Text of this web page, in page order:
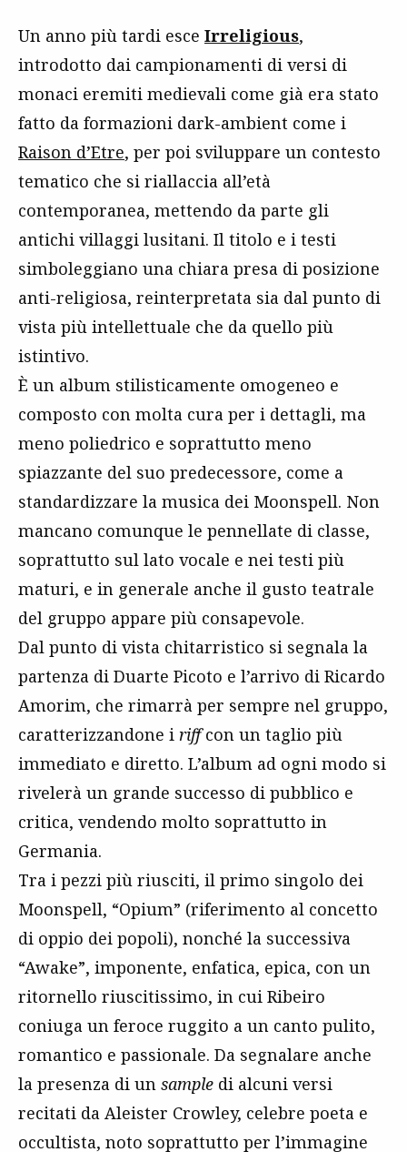
Un anno più tardi esce Irreligious,
introdotto dai campionamenti di versi di
monaci eremiti medievali come già era stato
fatto da formazioni dark-ambient come i
Raison d’Etre, per poi sviluppare un contesto
tematico che si riallaccia all’età
contemporanea, mettendo da parte gli
antichi villaggi lusitani. Il titolo e i testi
simboleggiano una chiara presa di posizione
anti-religiosa, reinterpretata sia dal punto di
vista più intellettuale che da quello più
istintivo.
È un album stilisticamente omogeneo e
composto con molta cura per i dettagli, ma
meno poliedrico e soprattutto meno
spiazzante del suo predecessore, come a
standardizzare la musica dei Moonspell. Non
mancano comunque le pennellate di classe,
soprattutto sul lato vocale e nei testi più
maturi, e in generale anche il gusto teatrale
del gruppo appare più consapevole.
Dal punto di vista chitarristico si segnala la
partenza di Duarte Picoto e l’arrivo di Ricardo
Amorim, che rimarrà per sempre nel gruppo,
caratterizzandone i riffcon un taglio più
immediato e diretto. L’album ad ogni modo si
rivelerà un grande successo di pubblico e
critica, vendendo molto soprattutto in
Germania.
Tra i pezzi più riusciti, il primo singolo dei
Moonspell, “Opium” (riferimento al concetto
di oppio dei popoli), nonché la successiva
“Awake”, imponente, enfatica, epica, con un
ritornello riuscitissimo, in cui Ribeiro
coniuga un feroce ruggito a un canto pulito,
romantico e passionale. Da segnalare anche
la presenza di un sample di alcuni versi
recitati da Aleister Crowley, celebre poeta e
occultista, noto soprattutto per l’immagine